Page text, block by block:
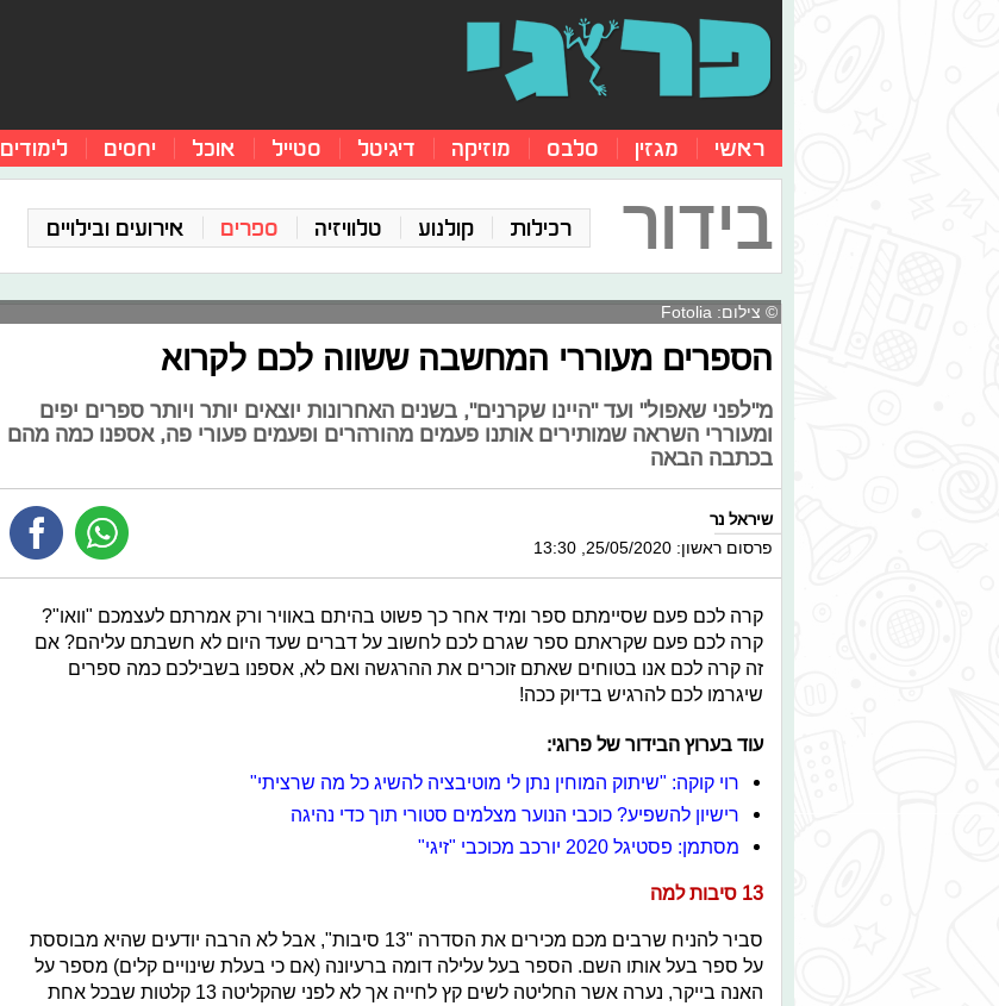
ראשי מגזין סלבס מוזיקה דיגיטל סטייל אוכל יחסים לימודים
בידור רכילות קולנוע טלוויזיה ספרים אירועים ובילויים
© צילום: Fotolia
הספרים מעוררי המחשבה ששווה לכם לקרוא
מ"לפני שאפול" ועד "היינו שקרנים", בשנים האחרונות יוצאים יותר ויותר ספרים יפים
ומעוררי השראה שמותירים אותנו פעמים מהורהרים ופעמים פעורי פה, אספנו כמה מהם
בכתבה הבאה
שיראל נר
פרסום ראשון: 25/05/2020, 13:30
קרה לכם פעם שסיימתם ספר ומיד אחר כך פשוט בהיתם באוויר ורק אמרתם לעצמכם "וואו"?
קרה לכם פעם שקראתם ספר שגרם לכם לחשוב על דברים שעד היום לא חשבתם עליהם? אם
זה קרה לכם אנו בטוחים שאתם זוכרים את ההרגשה ואם לא, אספנו בשבילכם כמה ספרים
שיגרמו לכם להרגיש בדיוק ככה!
עוד בערוץ הבידור של פרוגי:
רוי קוקה: "שיתוק המוחין נתן לי מוטיבציה להשיג כל מה שרציתי"
רישיון להשפיע? כוכבי הנוער מצלמים סטורי תוך כדי נהיגה
מסתמן: פסטיגל 2020 יורכב מכוכבי "זיגי"
13 סיבות למה
סביר להניח שרבים מכם מכירים את הסדרה "13 סיבות", אבל לא הרבה יודעים שהיא מבוססת
על ספר בעל אותו השם. הספר בעל עלילה דומה ברעיונה (אם כי בעלת שינויים קלים) מספר על
האנה בייקר, נערה אשר החליטה לשים קץ לחייה אך לא לפני שהקליטה 13 קלטות שבכל אחת